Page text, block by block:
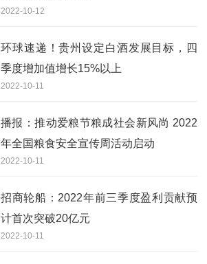
2022-10-12
环球速递！贵州设定白酒发展目标，四
季度增加值增长15%以上
2022-10-11
播报：推动爱粮节粮成社会新风尚 2022
年全国粮食安全宣传周活动启动
2022-10-11
招商轮船：2022年前三季度盈利贡献预
计首次突破20亿元
2022-10-11